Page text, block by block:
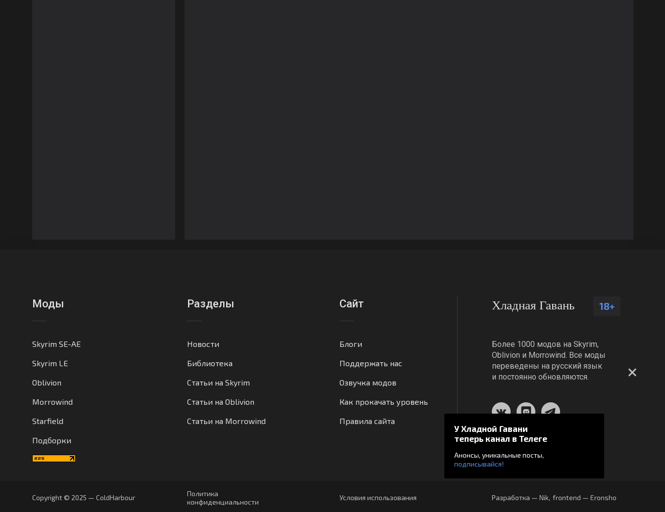
У Хладной Гавани
теперь канал в Телеге
Анонсы, уникальные посты,
подписывайся!
Моды
Skyrim SE-AE
Skyrim LE
Oblivion
Morrowind
Starfield
Подборки
Разделы
Новости
Библиотека
Статьи на Skyrim
Статьи на Oblivion
Статьи на Morrowind
Сайт
Блоги
Поддержать нас
Озвучка модов
Как прокачать уровень
Правила сайта
Хладная Гавань 18+
Более 1000 модов на Skyrim,
Oblivion и Morrowind. Все моды
переведены на русский язык
и постоянно обновляются.
Copyright © 2025 — ColdHarbour
Политика
конфиденциальности
Условия использования Разработка — Nik, frontend — Eronsho